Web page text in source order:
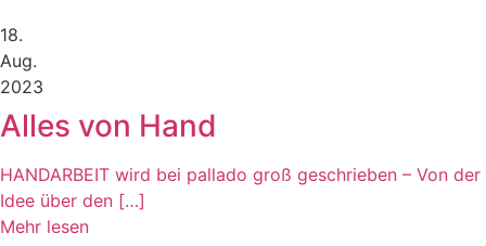
18.
Aug.
2023
Alles von Hand
HANDARBEIT wird bei pallado groß geschrieben – Von der
Idee über den […]
Mehr lesen